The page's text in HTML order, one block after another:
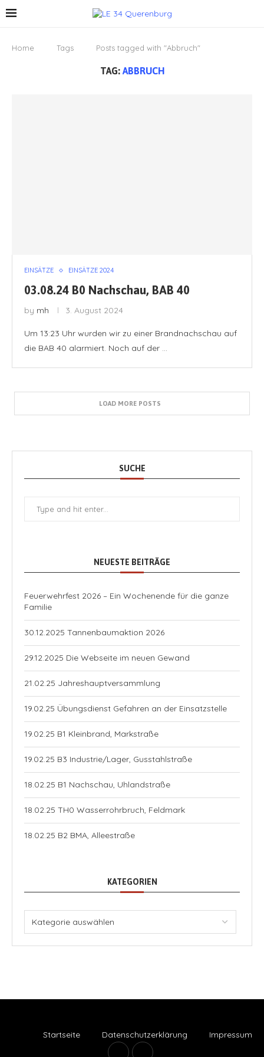
Home Tags Posts tagged with "Abbruch"
TAG: ABBRUCH
EINSÄTZE EINSÄTZE 2024
03.08.24 B0 Nachschau, BAB 40
by mh 3. August 2024
Um 13:23 Uhr wurden wir zu einer Brandnachschau auf
die BAB 40 alarmiert. Noch auf der …
LOAD MORE POSTS
SUCHE
NEUESTE BEITRÄGE
Feuerwehrfest 2026 – Ein Wochenende für die ganze
Familie
30.12.2025 Tannenbaumaktion 2026
29.12.2025 Die Webseite im neuen Gewand
21.02.25 Jahreshauptversammlung
19.02.25 Übungsdienst Gefahren an der Einsatzstelle
19.02.25 B1 Kleinbrand, Markstraße
19.02.25 B3 Industrie/Lager, Gusstahlstraße
18.02.25 B1 Nachschau, Uhlandstraße
18.02.25 TH0 Wasserrohrbruch, Feldmark
18.02.25 B2 BMA, Alleestraße
KATEGORIEN
Startseite Datenschutzerklärung Impressum